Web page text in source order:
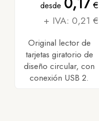
desde
€
+ IVA: 0,21 €
Original lector de
tarjetas giratorio de
diseño circular, con
conexión USB 2.